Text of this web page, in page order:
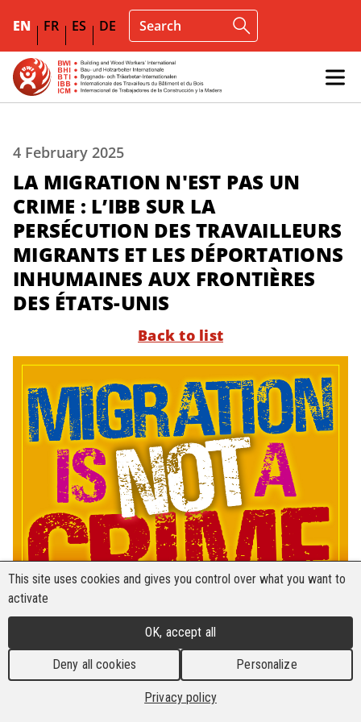
EN FR ES DE
4 February 2025
LA MIGRATION N'EST PAS UN
CRIME : L’IBB SUR LA
PERSÉCUTION DES TRAVAILLEURS
MIGRANTS ET LES DÉPORTATIONS
INHUMAINES AUX FRONTIÈRES
DES ÉTATS-UNIS
Back to list
This site uses cookies and gives you control over what you want to
activate
OK, accept all
Deny all cookies Personalize
Privacy policy